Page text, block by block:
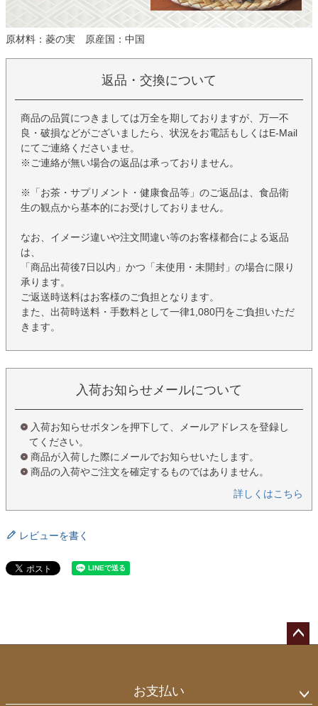
原材料：菱の実 原産国：中国
返品・交換について
商品の品質につきましては万全を期しておりますが、万一不
良・破損などがございましたら、状況をお電話もしくはE-Mail
にてご連絡くださいませ。
※ご連絡が無い場合の返品は承っておりません。
※「お茶・サプリメント・健康食品等」のご返品は、食品衛
生の観点から基本的にお受けしておりません。
なお、イメージ違いや注文間違い等のお客様都合による返品
は、
「商品出荷後7日以内」かつ「未使用・未開封」の場合に限り
承ります。
ご返送時送料はお客様のご負担となります。
また、出荷時送料・手数料として一律1,080円をご負担いただ
きます。
入荷お知らせメールについて
入荷お知らせボタンを押下して、メールアドレスを登録し
てください。
商品が入荷した際にメールでお知らせいたします。
商品の入荷やご注文を確定するものではありません。
詳しくはこちら
レビューを書く
お支払い